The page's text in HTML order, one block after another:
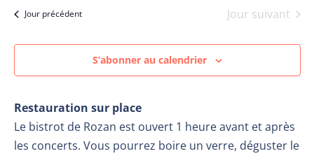
Jour précédent Jour suivant
S’abonner au calendrier
Restauration sur place
Le bistrot de Rozan est ouvert 1 heure avant et après
les concerts. Vous pourrez boire un verre, déguster le